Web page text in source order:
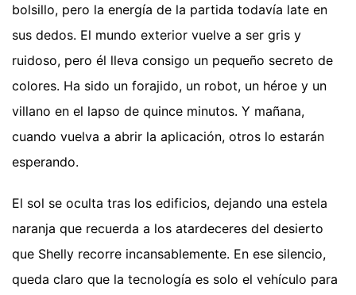
bolsillo, pero la energía de la partida todavía late en
sus dedos. El mundo exterior vuelve a ser gris y
ruidoso, pero él lleva consigo un pequeño secreto de
colores. Ha sido un forajido, un robot, un héroe y un
villano en el lapso de quince minutos. Y mañana,
cuando vuelva a abrir la aplicación, otros lo estarán
esperando.
El sol se oculta tras los edificios, dejando una estela
naranja que recuerda a los atardeceres del desierto
que Shelly recorre incansablemente. En ese silencio,
queda claro que la tecnología es solo el vehículo para